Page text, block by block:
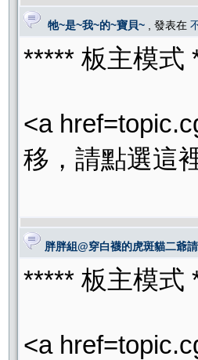
牠~是~我~的~寶貝~ , 發表在
***** 板主模式
<a
移，請點選這
胖胖組@穿白襪的虎斑貓二爺
***** 板主模式
<a